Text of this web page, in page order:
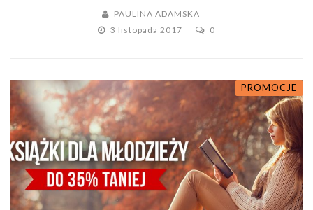
PAULINA ADAMSKA
3 listopada 2017
0
PROMOCJE